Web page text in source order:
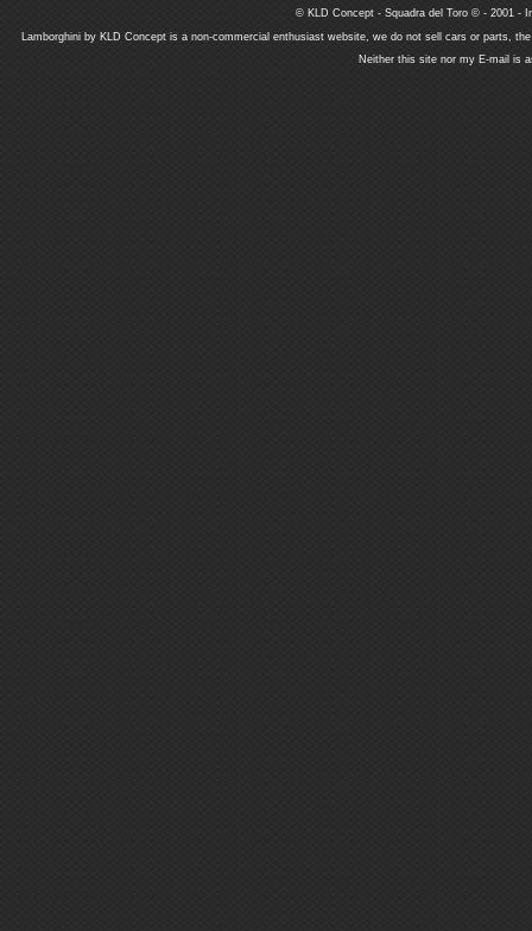
© KLD Concept - Squadra del Toro © - 2001 -
Lamborghini by KLD Concept is a non-commercial enthusiast website, we do not sell cars or parts,
Neither this site nor my E-mail is